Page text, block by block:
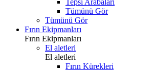
Tepsi Arabaları
Tümünü Gör
Tümünü Gör
Fırın Ekipmanları
Fırın Ekipmanları
El aletleri
El aletleri
Fırın Kürekleri